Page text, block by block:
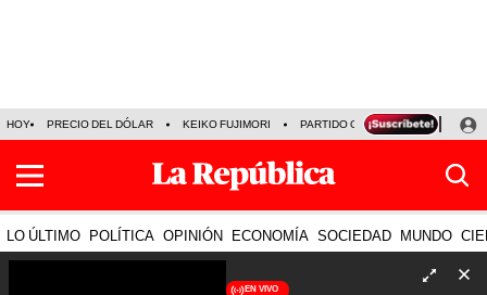
HOY PRECIO DEL DÓLAR KEIKO FUJIMORI PARTIDO OBRAS ARMONÍA 10
LO ÚLTIMO POLÍTICA OPINIÓN ECONOMÍA SOCIEDAD MUNDO
EN VIVO